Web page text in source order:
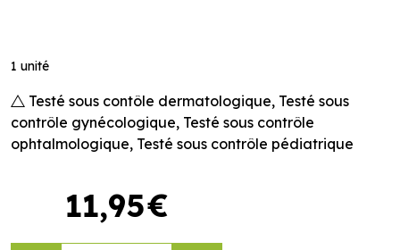
1 unité
Testé sous contôle dermatologique, Testé sous
contrôle gynécologique, Testé sous contrôle
ophtalmologique, Testé sous contrôle pédiatrique
11,95€